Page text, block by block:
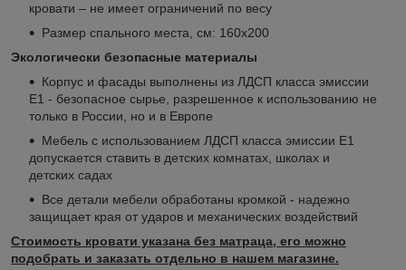
кровати – не имеет ограничений по весу
Размер спального места, см: 160х200
Экологически безопасные материалы
Корпус и фасады выполнены из ЛДСП класса эмиссии
Е1 - безопасное сырье, разрешенное к использованию не
только в России, но и в Европе
Мебель с использованием ЛДСП класса эмиссии Е1
допускается ставить в детских комнатах, школах и
детских садах
Все детали мебели обработаны кромкой - надежно
защищает края от ударов и механических воздействий
Стоимость кровати указана без матраца, его можно
подобрать и заказать отдельно в нашем магазине.